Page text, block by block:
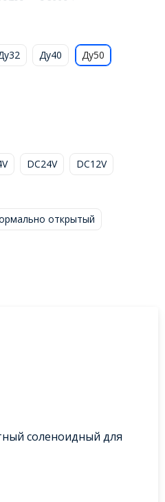
Ду40 Ду50
DC24V DC12V
открытый
соленоидный для